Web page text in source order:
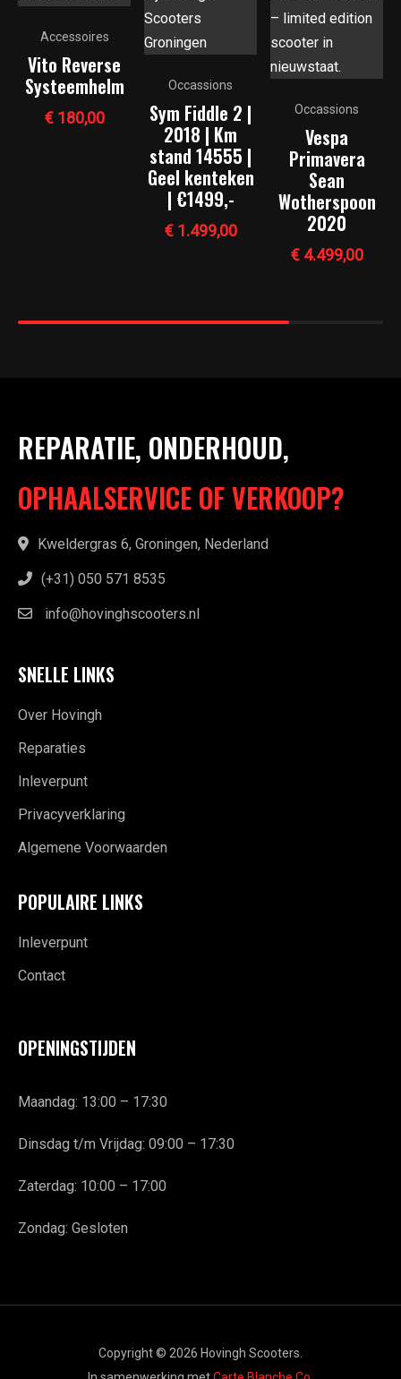
Accessoires
Vito Reverse
Systeemhelm
€180,00
Occassions
Sym Fiddle 2 |
2018 | Km
stand 14555 |
Geel kenteken
| €1499,-
€1.499,00
Occassions
Vespa
Primavera
Sean
Wotherspoon
2020
€4.499,00
REPARATIE, ONDERHOUD,
OPHAALSERVICE OF VERKOOP?
Kweldergras 6, Groningen, Nederland
(+31) 050 571 8535
info@hovinghscooters.nl
SNELLE LINKS
Over Hovingh
Reparaties
Inleverpunt
Privacyverklaring
Algemene Voorwaarden
POPULAIRE LINKS
Inleverpunt
Contact
OPENINGSTIJDEN
Maandag: 13:00 – 17:30
Dinsdag t/m Vrijdag: 09:00 – 17:30
Zaterdag: 10:00 – 17:00
Zondag: Gesloten
Copyright © 2026 Hovingh Scooters.